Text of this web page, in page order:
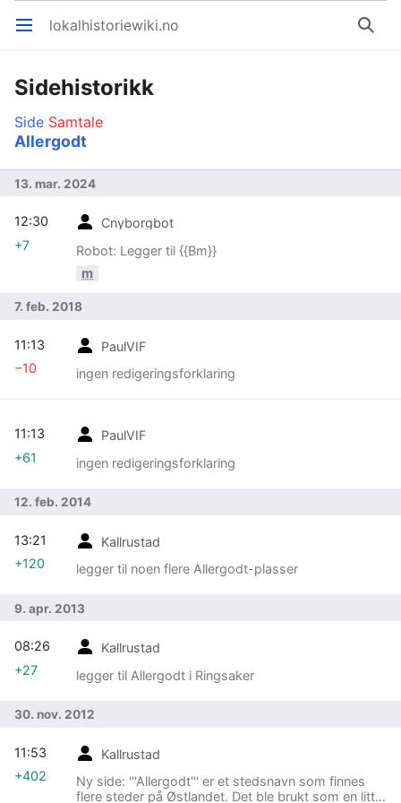
Åpne hovedmenyen lokalhistoriewiki.no Søk
Sidehistorikk
Side Samtale
Allergodt
13. mar. 2024
Cnyborgbot
Robot: Legger til {{Bm}}
m
12:30
+7
7. feb. 2018
PaulVIF
ingen redigeringsforklaring
11:13
−10
PaulVIF
ingen redigeringsforklaring
11:13
+61
12. feb. 2014
Kallrustad
legger til noen flere Allergodt-plasser
13:21
+120
9. apr. 2013
Kallrustad
legger til Allergodt i Ringsaker
08:26
+27
30. nov. 2012
Kallrustad
Ny side: '''Allergodt''' er et stedsnavn som finnes
flere steder på Østlandet. Det ble brukt som en litt
11:53
+402